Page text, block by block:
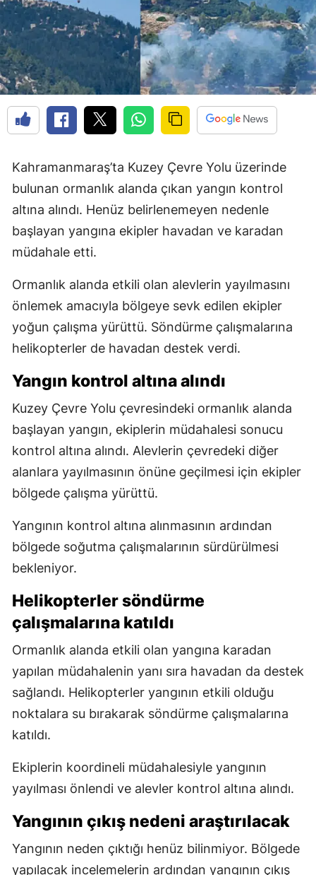
Kahramanmaraş’ta Kuzey Çevre Yolu üzerinde
bulunan ormanlık alanda çıkan yangın kontrol
altına alındı. Henüz belirlenemeyen nedenle
başlayan yangına ekipler havadan ve karadan
müdahale etti.
Ormanlık alanda etkili olan alevlerin yayılmasını
önlemek amacıyla bölgeye sevk edilen ekipler
yoğun çalışma yürüttü. Söndürme çalışmalarına
helikopterler de havadan destek verdi.
Yangın kontrol altına alındı
Kuzey Çevre Yolu çevresindeki ormanlık alanda
başlayan yangın, ekiplerin müdahalesi sonucu
kontrol altına alındı. Alevlerin çevredeki diğer
alanlara yayılmasının önüne geçilmesi için ekipler
bölgede çalışma yürüttü.
Yangının kontrol altına alınmasının ardından
bölgede soğutma çalışmalarının sürdürülmesi
bekleniyor.
Helikopterler söndürme
çalışmalarına katıldı
Ormanlık alanda etkili olan yangına karadan
yapılan müdahalenin yanı sıra havadan da destek
sağlandı. Helikopterler yangının etkili olduğu
noktalara su bırakarak söndürme çalışmalarına
katıldı.
Ekiplerin koordineli müdahalesiyle yangının
yayılması önlendi ve alevler kontrol altına alındı.
Yangının çıkış nedeni araştırılacak
Yangının neden çıktığı henüz bilinmiyor. Bölgede
yapılacak incelemelerin ardından yangının çıkış